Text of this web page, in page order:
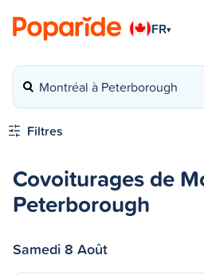
FR▾
Montréal à Peterborough
Filtres
Covoiturages de
Peterborough
Samedi 8 Août